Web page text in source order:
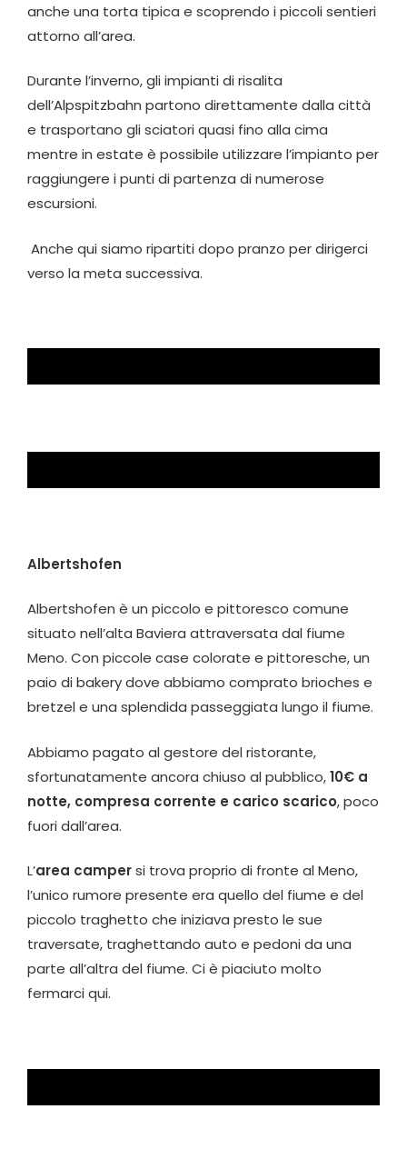
anche una torta tipica e scoprendo i piccoli sentieri
attorno all’area.
Durante l’inverno, gli impianti di risalita
dell’Alpspitzbahn partono direttamente dalla città
e trasportano gli sciatori quasi fino alla cima
mentre in estate è possibile utilizzare l’impianto per
raggiungere i punti di partenza di numerose
escursioni.
Anche qui siamo ripartiti dopo pranzo per dirigerci
verso la meta successiva.
Albertshofen
Albertshofen è un piccolo e pittoresco comune
situato nell’alta Baviera attraversata dal fiume
Meno. Con piccole case colorate e pittoresche, un
paio di bakery dove abbiamo comprato brioches e
bretzel e una splendida passeggiata lungo il fiume.
Abbiamo pagato al gestore del ristorante,
sfortunatamente ancora chiuso al pubblico,10€ a
notte, compresa corrente e carico scarico, poco
fuori dall’area.
L’area campersi trova proprio di fronte al Meno,
l’unico rumore presente era quello del fiume e del
piccolo traghetto che iniziava presto le sue
traversate, traghettando auto e pedoni da una
parte all’altra del fiume. Ci è piaciuto molto
fermarci qui.